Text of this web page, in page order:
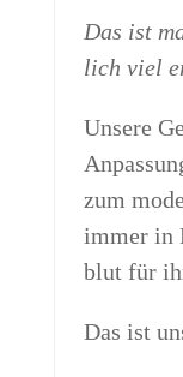
Das ist
lich viel
Unse­re
zum
immer in
blut für
Das ist